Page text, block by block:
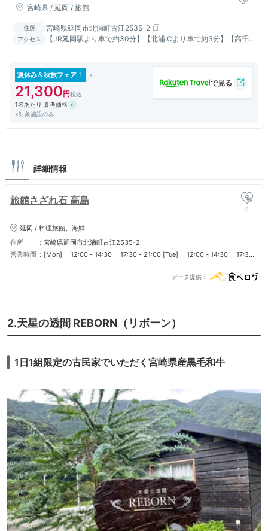
宮崎県 / 延岡 / 旅館
住所 宮崎県延岡市北浦町古江2535-2
アクセス
【JR延岡駅より車で約30分】【北浦ICより車で約3分】【高千
夏休み＆秋旅フェア！
21,300
1名あたり 参考価格
※対象施設のみ
詳細情報
旅館さざれ石 高島
0
延岡 / 料理旅館、海鮮
住所
宮崎県延岡市北浦町古江2535-2
営業時間
[Mon] 12:00 - 14:30 17:30 - 21:00 [Tue] 12:00 - 14:30 17:30 -
17:30 - 21:00 [Fri] 12:00 - 14:30 17:30 - 21:00 [Sat] 12:00 -
14:30 17:30 - 21:00 [Sun] 12:00 - 14:30 17:30 - 21:00 ■ 営業時
データ提供
2.天星の透間 REBORN（リボーン）
1日1組限定の古民家でいただく宮崎県産黒毛和牛